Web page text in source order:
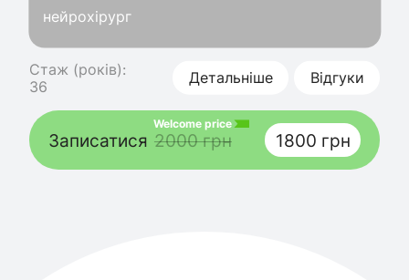
нейрохірург
Стаж (років):
36
Детальніше Відгуки
Записатися
Welcome price
2000 грн 1800 грн